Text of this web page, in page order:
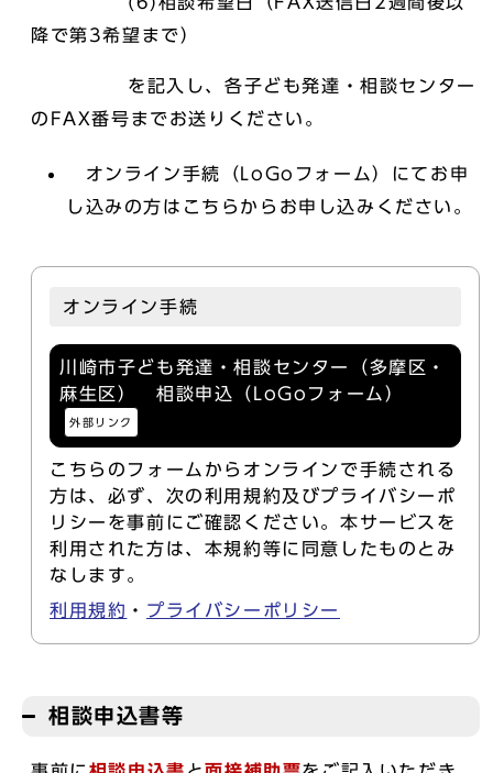
降で第3希望まで）
を記入し、各子ども発達・相談センター
のFAX番号までお送りください。
オンライン手続（LoGoフォーム）にてお申
し込みの方はこちらからお申し込みください。
オンライン手続
川崎市子ども発達・相談センター（多摩区・
麻生区） 相談申込（LoGoフォーム）
外部リンク
こちらのフォームからオンラインで手続される
方は、必ず、次の利用規約及びプライバシーポ
リシーを事前にご確認ください。本サービスを
利用された方は、本規約等に同意したものとみ
なします。
利用規約 ・ プライバシーポリシー
相談申込書等